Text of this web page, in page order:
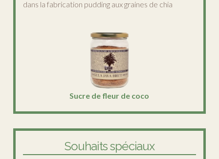
dans la fabrication pudding aux graines de chia
Sucre de fleur de coco
Souhaits spéciaux